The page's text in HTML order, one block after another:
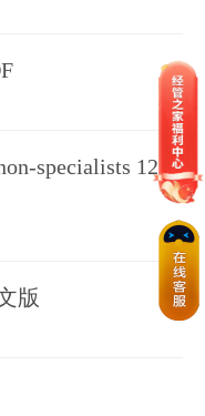
specialists 12th
版